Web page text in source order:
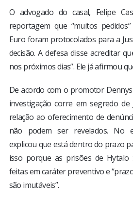
O advogado do casal, Felipe
reportagem que “muitos
Euro foram protocolados para a
decisão. A defesa disse acreditar
nos próximos dias”. Ele já afirmou
De acordo com o promotor
investigação corre em segredo de
relação ao oferecimento de
não podem ser revelados. No
explicou que está dentro do prazo
isso porque as prisões de
feitas em caráter preventivo e
são imutáveis”.